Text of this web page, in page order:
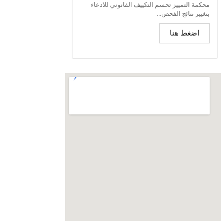
محكمة التمييز تحسم التكييف القانوني للادعاء
بتغيير نتائج الفحص...
اضغط هنا